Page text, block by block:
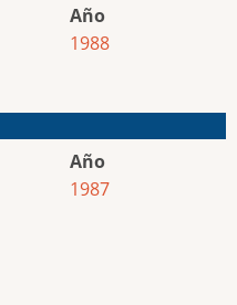
Año
1988
Año
1987